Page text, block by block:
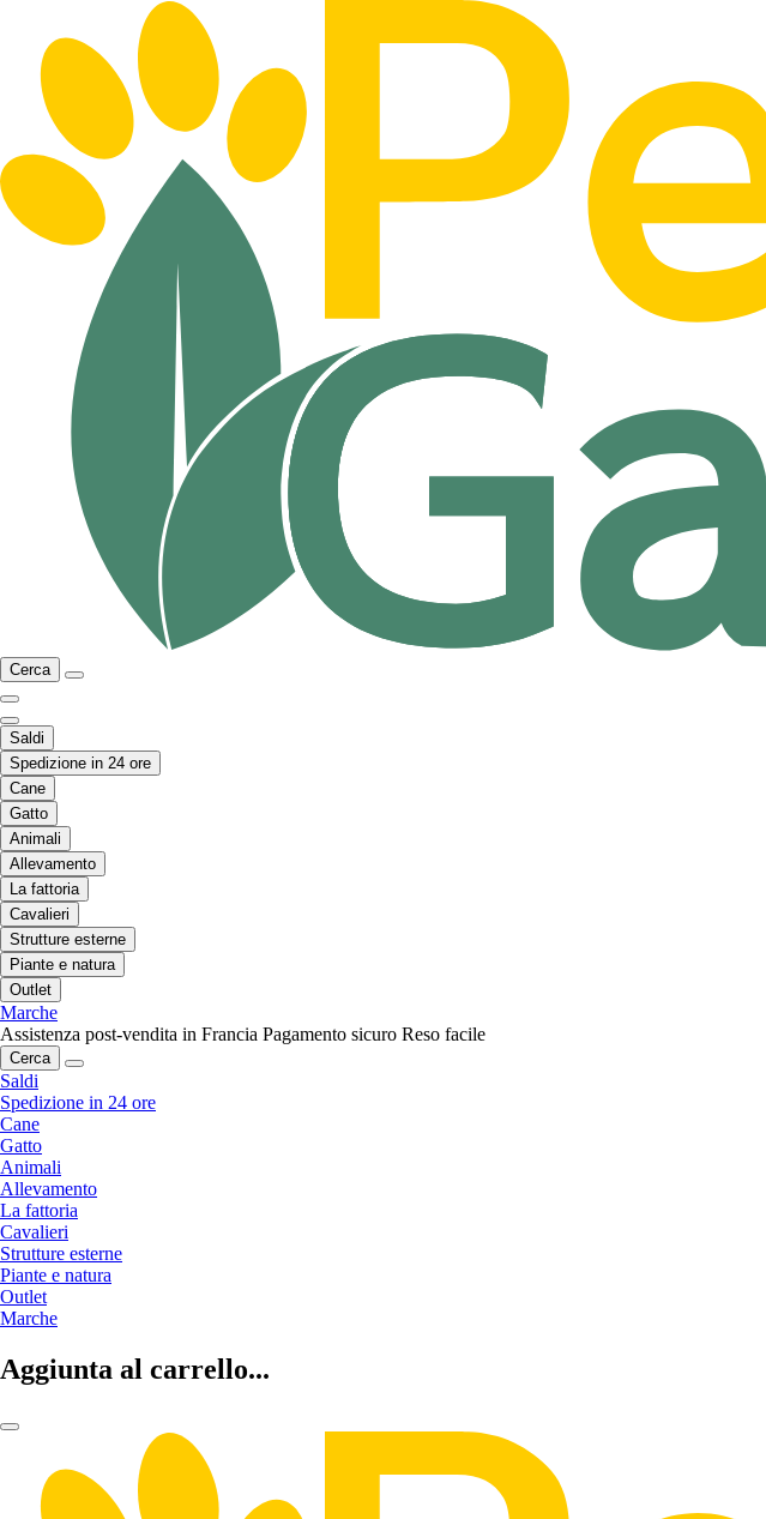
Cerca
Saldi
Spedizione in 24 ore
Cane
Gatto
Animali
Allevamento
La fattoria
Cavalieri
Strutture esterne
Piante e natura
Outlet
Marche
Assistenza post-vendita in Francia Pagamento sicuro Reso facile
Cerca
Saldi
Spedizione in 24 ore
Cane
Gatto
Animali
Allevamento
La fattoria
Cavalieri
Strutture esterne
Piante e natura
Outlet
Marche
Aggiunta al carrello...